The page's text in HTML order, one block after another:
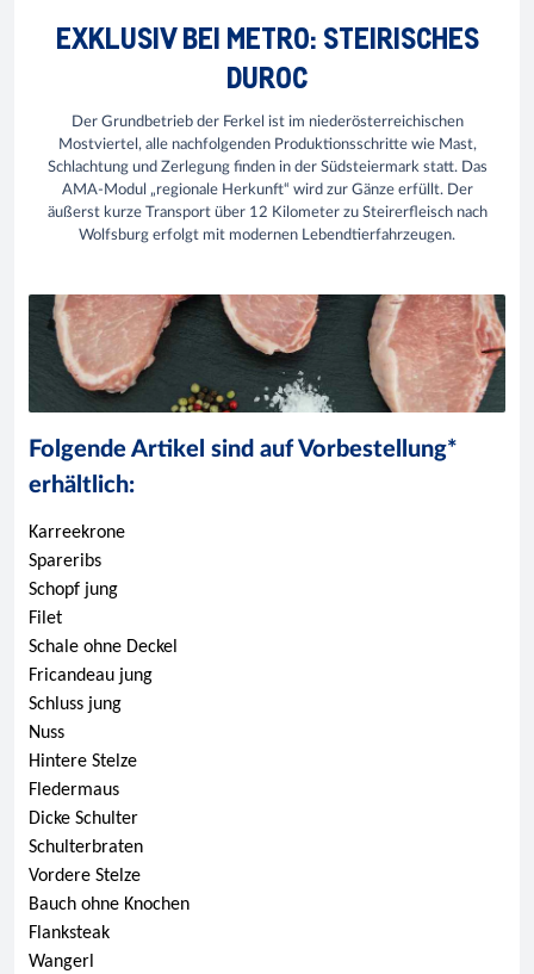
EXKLUSIV BEI METRO: STEIRISCHES
DUROC
Der Grundbetrieb der Ferkel ist im niederösterreichischen
Mostviertel, alle nachfolgenden Produktionsschritte wie Mast,
Schlachtung und Zerlegung finden in der Südsteiermark statt. Das
AMA-Modul „regionale Herkunft“ wird zur Gänze erfüllt. Der
äußerst kurze Transport über 12 Kilometer zu Steirerfleisch nach
Wolfsburg erfolgt mit modernen Lebendtierfahrzeugen.
Folgende Artikel sind auf Vorbestellung*
erhältlich:
Karreekrone
Spareribs
Schopf jung
Filet
Schale ohne Deckel
Fricandeau jung
Schluss jung
Nuss
Hintere Stelze
Fledermaus
Dicke Schulter
Schulterbraten
Vordere Stelze
Bauch ohne Knochen
Flanksteak
Wangerl